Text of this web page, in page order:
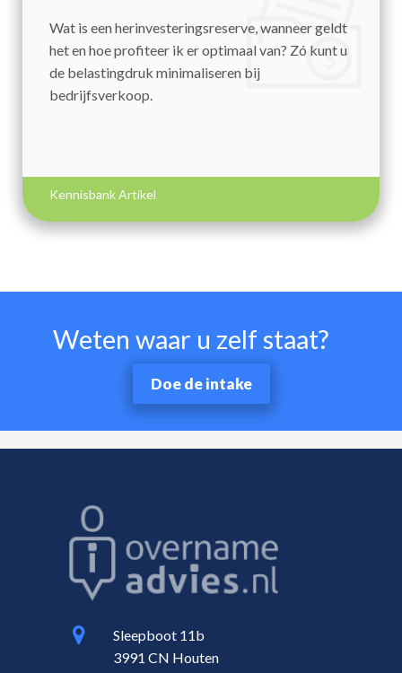
Wat is een herinvesteringsreserve, wanneer geldt
het en hoe profiteer ik er optimaal van? Zó kunt u
de belastingdruk minimaliseren bij
bedrijfsverkoop.
Kennisbank Artikel
Weten waar u zelf staat?
Doe de intake
Sleepboot 11b
3991 CN Houten